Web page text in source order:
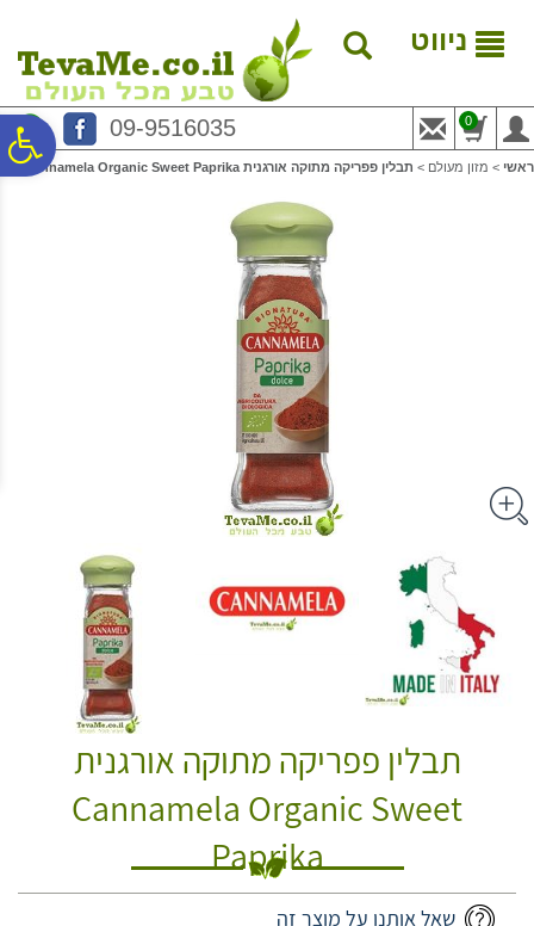
נגישות
המרכזי
ניווט
09-9516035 0
ראשי > מזון מעולם > תבלין פפריקה מתוקה אורגנית Cannamela Organic Sweet Paprika
תבלין פפריקה מתוקה אורגנית
Cannamela Organic Sweet
Paprika
שאל אותנו על מוצר זה